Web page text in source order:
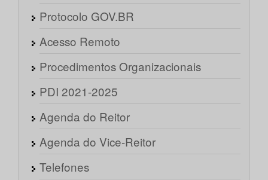
Protocolo GOV.BR
Acesso Remoto
Procedimentos Organizacionais
PDI 2021-2025
Agenda do Reitor
Agenda do Vice-Reitor
Telefones